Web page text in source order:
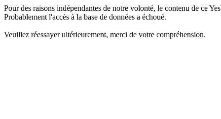
Pour des raisons indépendantes de notre volonté, le contenu de ce
Probablement l'accès à la base de données a échoué.
Veuillez réessayer ultérieurement, merci de votre compréhension.